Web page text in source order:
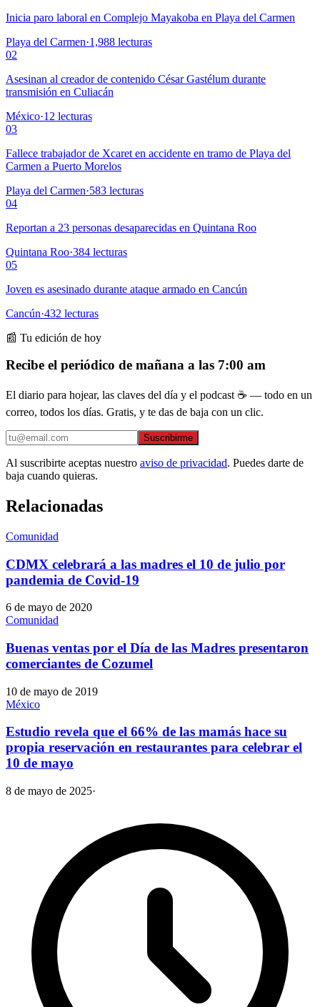
Inicia paro laboral en Complejo Mayakoba en Playa del Carmen
Playa del Carmen·1,988 lecturas
02
Asesinan al creador de contenido César Gastélum durante
transmisión en Culiacán
México·12 lecturas
03
Fallece trabajador de Xcaret en accidente en tramo de Playa del
Carmen a Puerto Morelos
Playa del Carmen·583 lecturas
04
Reportan a 23 personas desaparecidas en Quintana Roo
Quintana Roo·384 lecturas
05
Joven es asesinado durante ataque armado en Cancún
Cancún·432 lecturas
📰 Tu edición de hoy
Recibe el periódico de mañana a las 7:00 am
El diario para hojear, las claves del día y el podcast ☕ — todo en un
correo, todos los días. Gratis, y te das de baja con un clic.
Suscribirme
Al suscribirte aceptas nuestro aviso de privacidad. Puedes darte de
baja cuando quieras.
Relacionadas
Comunidad
CDMX celebrará a las madres el 10 de julio por
pandemia de Covid-19
6 de mayo de 2020
Comunidad
Buenas ventas por el Día de las Madres presentaron
comerciantes de Cozumel
10 de mayo de 2019
México
Estudio revela que el 66% de las mamás hace su
propia reservación en restaurantes para celebrar el
10 de mayo
8 de mayo de 2025·